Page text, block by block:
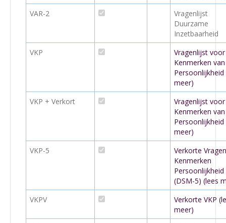
VAR-2
Vragenlijst
Duurzame
Inzetbaarheid
VKP
Vragenlijst voor
Kenmerken
Persoonlijkheid
meer)
VKP + Verkort
Vragenlijst voor
Kenmerken
Persoonlijkheid
meer)
VKP-5
Verkorte
Kenmerken
Persoonlijkheid
(DSM-5) (lees
VKPV
Verkorte VKP
meer)